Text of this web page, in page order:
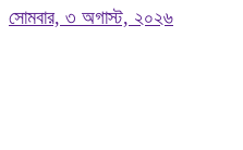
সোমবার, ৩ অগাস্ট, ২০২৬